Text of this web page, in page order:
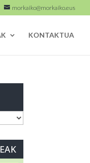
morkaiko@morkaiko.eus
KONTAKTUA